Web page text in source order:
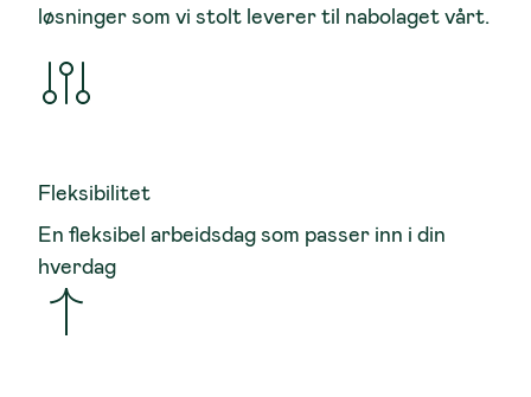
løsninger som vi stolt leverer til nabolaget vårt.
Fleksibilitet
En fleksibel arbeidsdag som passer inn i din
hverdag